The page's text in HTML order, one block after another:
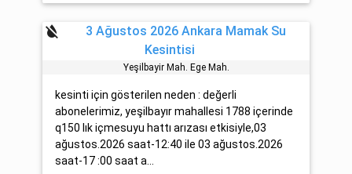
format_color_reset
3 Ağustos 2026 Ankara Mamak Su
Kesintisi
Yeşi̇lbayir Mah. Ege Mah.
kesinti için gösterilen neden : değerli
abonelerimiz, yeşilbayır mahallesi 1788 içerinde
q150 lık içmesuyu hattı arızası etkisiyle,03
ağustos.2026 saat-12:40 ile 03 ağustos.2026
saat-17 :00 saat a...